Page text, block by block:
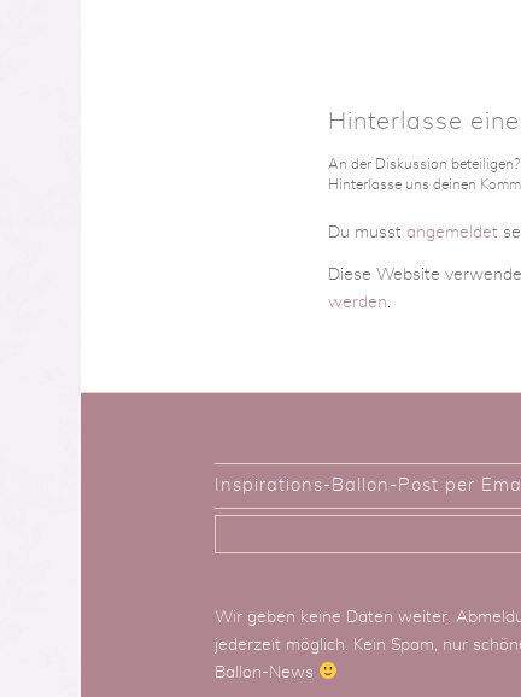
Hinterlasse
An der Diskussion beteiligen?
Hinterlasse uns deinen
Du musst angemeldet
Diese Website
werden
Inspirations-Ballon-Post per
Wir geben keine Daten weiter.
jederzeit möglich. Kein Spam, nur
Ballon-News